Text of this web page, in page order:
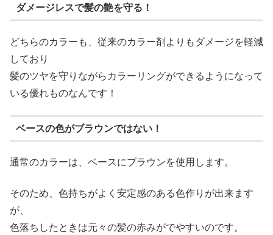
ダメージレスで髪の艶を守る！
どちらのカラーも、従来のカラー剤よりもダメージを軽減
しており
髪のツヤを守りながらカラーリングができるようになって
いる優れものなんです！
ベースの色がブラウンではない！
通常のカラーは、ベースにブラウンを使用します。
そのため、色持ちがよく安定感のある色作りが出来ます
が、
色落ちしたときは元々の髪の赤みがでやすいのです。